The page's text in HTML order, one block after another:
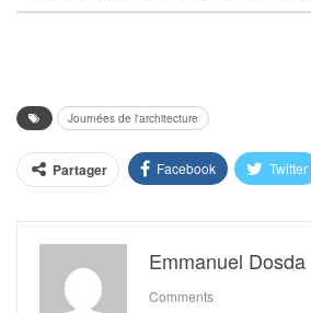
Journées de l'architecture
Partager Facebook Twitter
Emmanuel Dosda
Comments